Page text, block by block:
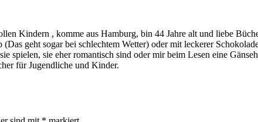
Kindern , komme aus Hamburg, bin 44 Jahre alt und liebe
geht sogar bei schlechtem Wetter) oder mit leckerer
spielen, sie eher romantisch sind oder mir beim Lesen eine
für Jugendliche und Kinder.